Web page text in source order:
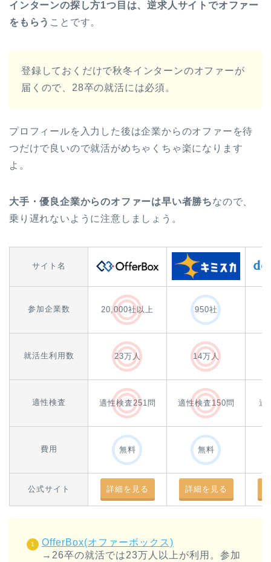
インターンの探し方1つ目は、逆求人サイトでオファー
をもらう ことです。
登録しておくだけで秋冬インターンのオファーが
届くので、28卒の就活には必須。
プロフィールを入力した後は企業からのオファーを待
つだけで良いので就活がめちゃくちゃ楽になります
よ。
大手・優良企業からのオファーは早い者勝ちなので、
乗り遅れないように注意しましょう。
サイト名
参加企業数 20,000社以上 950社
就活生利用数 23万人 14万人
適性検査 適性検査251問 適性検査150問 適
費用 無料 無料
公式サイト 詳細を見る 詳細を見る
OfferBox(オファーボックス)
→26卒の就活では23万人以上が利用。参加